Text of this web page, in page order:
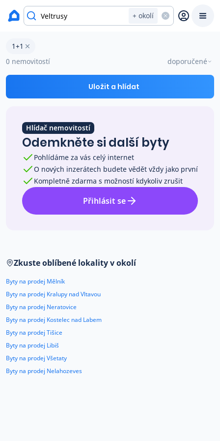
+ okolí
Prodat
Prodej s Reas.cz
Ceny prodaných nemovitostí
Okamžitý výkup
Přehled realitních makléřů
O nás
Kariéra
Kontakt
okres Mělník
Byty 1+1 na prodej Veltrusy
1+1
0 nemovitostí
doporučené
Uložit a hlídat
Hlídač nemovitostí
Odemkněte si další byty
Pohlídáme za vás celý internet
O nových inzerátech budete vědět vždy jako první
Kompletně zdarma s možností kdykoliv zrušit
Přihlásit se
Zkuste oblíbené lokality v okolí
Byty na prodej Mělník
Byty na prodej Kralupy nad Vltavou
Byty na prodej Neratovice
Byty na prodej Kostelec nad Labem
Byty na prodej Tišice
Byty na prodej Libiš
Byty na prodej Všetaty
Byty na prodej Nelahozeves